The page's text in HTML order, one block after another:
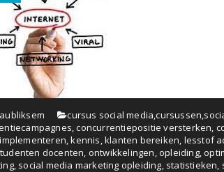
cursus social media,cursussen,
,concurrentiepositie versterken,
implementeren,kennis,klanten bereiken, lesstof
docenten, ontwikkelingen,opleiding,
, social media marketing opleiding, statistieken,